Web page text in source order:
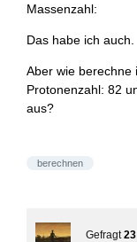
Massenzahl:
Das habe ich auch.
Aber wie berechne
Protonenzahl: 82
aus?
berechnen
Gefragt